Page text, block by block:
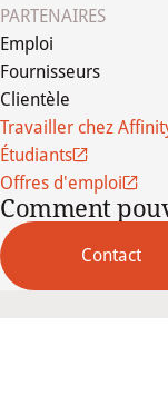
PARTENAIRES
Emploi
Fournisseurs
Clientèle
Travailler chez
Étudiants
Offres d'emploi
Comment
Contact